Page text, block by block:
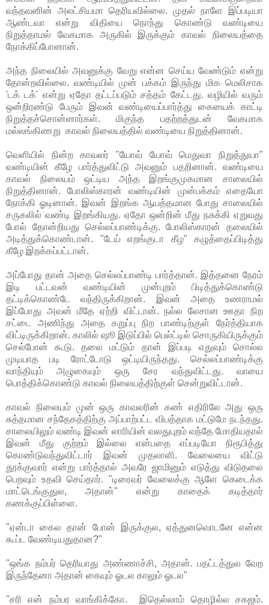
வந்தவனின் அலட்சியமா தெரியவில்லை. முதல் நாளே இப்படியா
ஆண்டவா என்று விதியை நொந்து கொண்டு வண்டியை
நிறுத்தாமல் வேகமாக அருகில் இருக்கும் காவல் நிலையத்தை
நோக்கிப்போனான்.
அந்த நிலையில் அவனுக்கு வேறு என்ன செய்ய வேண்டும் என்று
தோன்றவில்லை. வண்டியில் முன் பக்கம் இருந்து மிக மெலிசாக
'டக் டக்' என்று ஏதோ தட்டப்படும் சத்தம் கேட்டது. வழியில் வரும்
ஒன்றிரண்டு பேரும் இவன் வண்டியைப்பார்த்து கையைக் காட்டி
நிறுத்தச்சொன்னார்கள். மிகுந்த பதற்றத்துடன் வேகமாக
மல்லங்கிணறு காவல் நிலையத்தில் வண்டியை நிறுத்தினான்.
வெளியில் நின்ற காவலர் "யோவ் யோவ் மெதுவா நிறுத்துயா"
வண்டியின் கீழே பார்த்துவிட்டு அவனும் பதறினான். வண்டியை
காவல் நிலையம் ஒட்டிய அந்த இறங்குமுகமான சாலையில்
நிறுத்தினான். போலிஸ்காரன் வண்டியின் முன்பக்கம் எதையோ
நோக்கி ஓடினான். இவன் இறங்க ஆயத்தமான போது சாலையில்
சருகலில் வண்டி இறங்கியது. ஏதோ ஒன்றின் மீது நசுக்கி ஏறுவது
போல் தோன்றியது செல்லப்பாண்டிக்கு. போலிஸ்காரன் தலையில்
அடித்துக்கொண்டான். "டேய் எறங்குடா கீழ" கழுத்தைப்பிடித்து
கீழே இறக்கப்பட்டான்.
அப்போது தான் அதை செல்லப்பாண்டி பார்த்தான். இத்தனை நேரம்
இடி பட்டவன் வண்டியின் முன்புறம் பிடித்துக்கொண்டு
தட்டிக்கொண்டே வந்திருக்கிறான். இவன் அதை உணராமல்
இப்போது அவன் மீதே ஏற்றி விட்டான். நல்ல லேசான ஊதா நிற
சட்டை அணிந்து அதை கறுப்பு நிற பாண்டிற்குள் நேர்த்தியாக
விட்டிருக்கிறான். காலில் ஷூ இடுப்பில் பெல்ட்டில் சொருகியிருக்கும்
செல்போன் கூடு. தலை மட்டும் தான் இப்படி எதுவும் சொல்ல
முடியாத படி ரோட்டோடு ஒட்டியிருந்தது. செல்லப்பாண்டிக்கு
வாந்தியும் அழுகையும் ஒரு சேர வந்துவிட்டது. வாயை
பொத்திக்கொண்டு காவல் நிலையத்திற்குள் சென்றுவிட்டான்.
காவல் நிலையம் முன் ஒரு காவலரின் கண் எதிரிலே அது ஒரு
சுத்தமான சந்தேகத்திற்கு அப்பாற்பட்ட விபத்தாக மட்டுமே நடந்தது.
சாலையிலும் வண்டி இவன் லாரியின் வலதுபுறம் வந்தே மோதியதால்
இவன் மீது குற்றம் இல்லை என்பதை எப்படியோ நிரூபித்து
கொண்டுவந்துவிட்டார் இவன் முதலாளி. வேலையை விட்டு
தூக்குவார் என்று பார்த்தால் அவரே ஜாமினும் எடுத்து விடுதலை
பெறவும் உதவி செய்தார். "டிரைவர் வேலைக்கு ஆளே கெடைக்க
மாட்டெங்குதுல, அதான்" என்று காதைக் கடித்தார்
கணக்குப்பிள்ளை.
"ஏன்டா கைல தான் போன் இருக்குல, ஏத்துனவொடனே என்ன
கூப்ட வேண்டியதுதான?"
"ஒங்க நம்பர் தெரியாது அண்ணாச்சி, அதான். பதட்டத்துல வேற
இருந்தேனா அதான் கையும் ஓடல காலும் ஓடல"
"சரி என் நம்பர வாங்கிக்கோ. இதெல்லாம் தொழில்ல சகஜம்.